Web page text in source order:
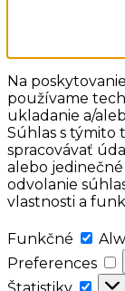
Na
používame
ukladanie a/
Súhlas s týmito
spracovávať
alebo
odvolanie
vlastnosti a
Funkčné
Preferences